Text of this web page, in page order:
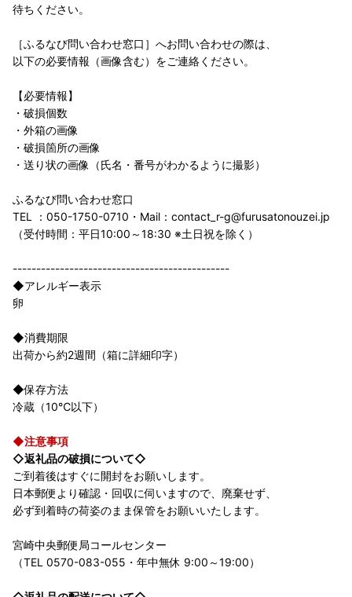
待ちください。
［ふるなび問い合わせ窓口］へお問い合わせの際は、
以下の必要情報（画像含む）をご連絡ください。
【必要情報】
・破損個数
・外箱の画像
・破損箇所の画像
・送り状の画像（氏名・番号がわかるように撮影）
ふるなび問い合わせ窓口
TEL ：050-1750-0710・Mail：contact_r-g@furusatonouzei.jp
（受付時間：平日10:00～18:30 ※土日祝を除く）
----------------------------------------------
◆アレルギー表示
卵
◆消費期限
出荷から約2週間（箱に詳細印字）
◆保存方法
冷蔵（10℃以下）
◆注意事項
◇返礼品の破損について◇
ご到着後はすぐに開封をお願いします。
日本郵便より確認・回収に伺いますので、廃棄せず、
必ず到着時の荷姿のまま保管をお願いいたします。
宮崎中央郵便局コールセンター
（TEL 0570-083-055・年中無休 9:00～19:00）